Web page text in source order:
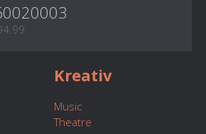
Kreativ
Music
Theatre